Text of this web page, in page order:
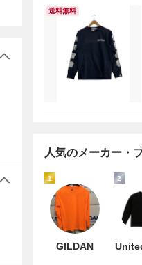
送料無料
人気のメーカー・
1
GILDAN
2